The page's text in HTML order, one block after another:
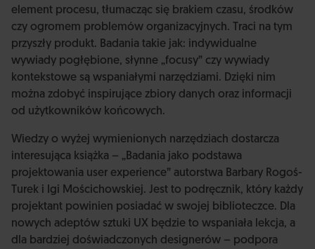
element procesu, tłumacząc się brakiem czasu, środków
czy ogromem problemów organizacyjnych. Traci na tym
przyszły produkt. Badania takie jak: indywidualne
wywiady pogłębione, słynne „focusy” czy wywiady
kontekstowe są wspaniałymi narzędziami. Dzięki nim
można zdobyć inspirujące zbiory danych oraz informacji
od użytkowników końcowych.
Wiedzy o wyżej wymienionych narzędziach dostarcza
interesująca książka – „Badania jako podstawa
projektowania user experience” autorstwa Barbary Rogoś-
Turek i Igi Mościchowskiej. Jest to podręcznik, który każdy
projektant powinien posiadać w swojej biblioteczce. Dla
nowych adeptów sztuki UX będzie to wspaniała lekcja, a
dla bardziej doświadczonych designerów – podpora